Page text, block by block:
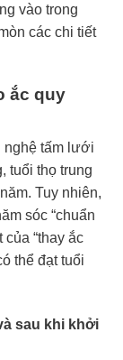
vào trong
các chi tiết
ắc quy
nghệ tấm lưới
tuổi thọ trung
Tuy nhiên,
sóc “chuẩn
“thay ắc
thể đạt tuổi
sau khi khởi